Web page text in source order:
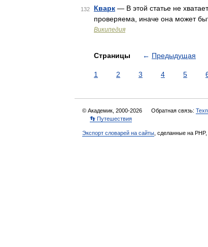
132 Кварк — В этой статье не
проверяема, иначе она может
Википедия
Страницы ← Предыдущая
1 2 3 4 5
© Академик, 2000-2026 Обратная связь:
👣 Путешествия
Экспорт словарей на сайты , сделанные на PHP,